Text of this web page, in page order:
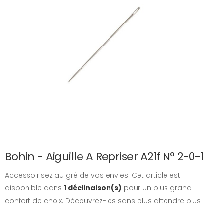
Bohin - Aiguille A Repriser A21f N° 2-0-1
Accessoirisez au gré de vos envies. Cet article est
disponible dans 1 déclinaison(s) pour un plus grand
confort de choix. Découvrez-les sans plus attendre plus